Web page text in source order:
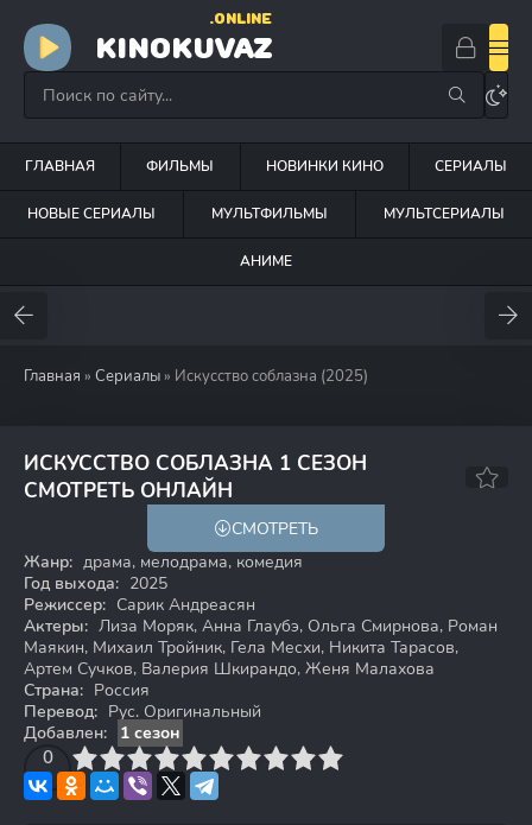
KINOKUVAZ
.ONLINE
ГЛАВНАЯ ФИЛЬМЫ НОВИНКИ КИНО СЕРИАЛЫ
НОВЫЕ СЕРИАЛЫ МУЛЬТФИЛЬМЫ МУЛЬТСЕРИАЛЫ
АНИМЕ
Главная » Сериалы » Искусство соблазна (2025)
ИСКУССТВО СОБЛАЗНА 1 СЕЗОН
СМОТРЕТЬ ОНЛАЙН
6.7
СМОТРЕТЬ
Жанр: драма, мелодрама, комедия
Год выхода: 2025
Режиссер: Сарик Андреасян
Актеры: Лиза Моряк, Анна Глаубэ, Ольга Смирнова, Роман
Маякин, Михаил Тройник, Гела Месхи, Никита Тарасов,
Артем Сучков, Валерия Шкирандо, Женя Малахова
Страна: Россия
Перевод: Рус. Оригинальный
Добавлен:
1 сезон
0
4 6 7 8 9 10